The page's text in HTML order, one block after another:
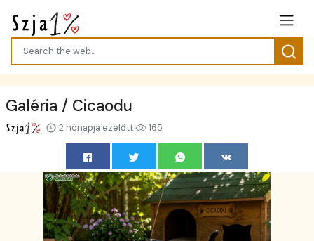
Galéria / Cicaodu
2 hónapja ezelőtt 165